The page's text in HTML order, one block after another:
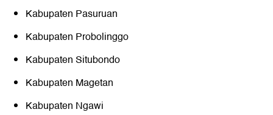
Kabupaten Pasuruan
Kabupaten Probolinggo
Kabupaten Situbondo
Kabupaten Magetan
Kabupaten Ngawi